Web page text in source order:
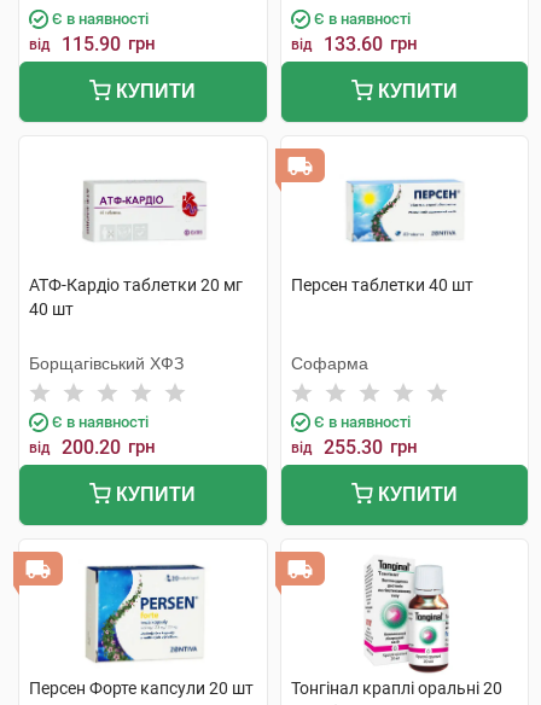
Є в наявності
від 115.90 грн
КУПИТИ
Є в наявності
від 133.60 грн
КУПИТИ
АТФ-Кардіо таблетки 20 мг
40 шт
Борщагівський ХФЗ
Є в наявності
від 200.20 грн
КУПИТИ
Персен таблетки 40 шт
Софарма
Є в наявності
від 255.30 грн
КУПИТИ
Персен Форте капсули 20 шт
Тонгінал краплі оральні 20